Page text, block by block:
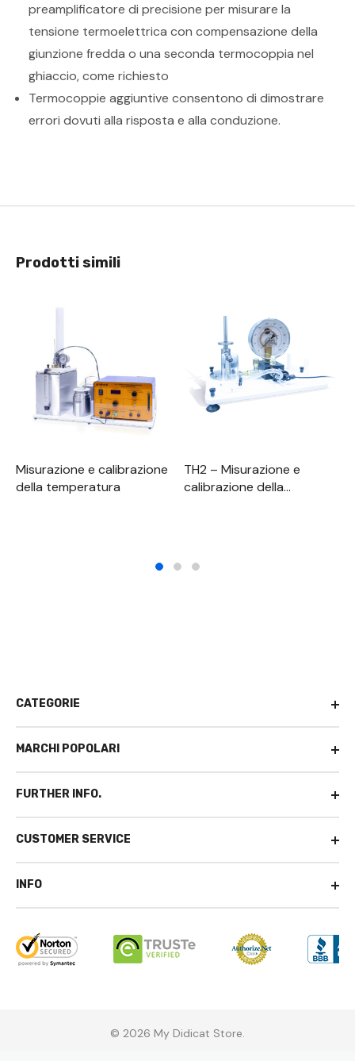
preamplificatore di precisione per misurare la
tensione termoelettrica con compensazione della
giunzione fredda o una seconda termocoppia nel
ghiaccio, come richiesto
Termocoppie aggiuntive consentono di dimostrare
errori dovuti alla risposta e alla conduzione.
Prodotti simili
Misurazione e calibrazione
della temperatura
TH2 – Misurazione e
calibrazione della
CATEGORIE
MARCHI POPOLARI
FURTHER INFO.
CUSTOMER SERVICE
INFO
© 2026 My Didicat Store.